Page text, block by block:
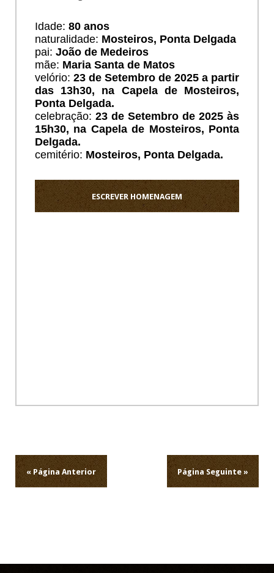
Idade: 80 anos
naturalidade: Mosteiros, Ponta Delgada
pai: João de Medeiros
mãe: Maria Santa de Matos
velório: 23 de Setembro de 2025 a partir
das 13h30, na Capela de Mosteiros,
Ponta Delgada.
celebração: 23 de Setembro de 2025 às
15h30, na Capela de Mosteiros, Ponta
Delgada.
cemitério: Mosteiros, Ponta Delgada.
ESCREVER HOMENAGEM
de
artigos
Página Seguinte »
« Página Anterior